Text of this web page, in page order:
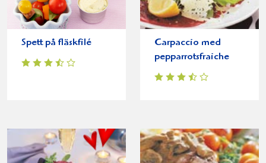
Spett på fläskfilé
Carpaccio med
pepparrotsfraiche